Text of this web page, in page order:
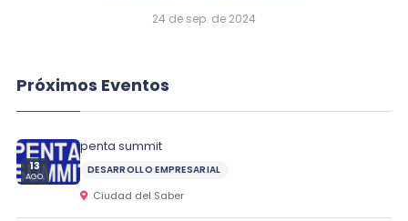
24 de sep. de 2024
Próximos Eventos
13
AGO.
penta summit
DESARROLLO EMPRESARIAL
Ciudad del Saber